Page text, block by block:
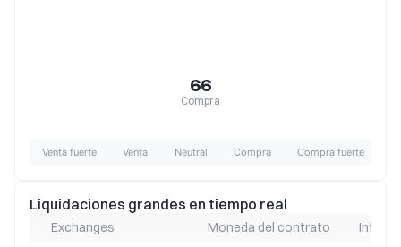
66
Compra
Venta fuerte Venta Neutral Compra Compra fuerte
Liquidaciones grandes en tiempo real
Exchanges Moneda del contrato Info